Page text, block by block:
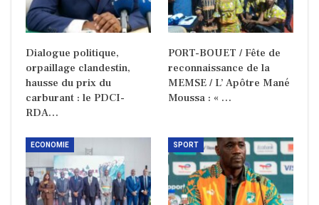
Dialogue politique,
orpaillage clandestin,
hausse du prix du
carburant : le PDCI-
RDA…
PORT-BOUET / Fête de
reconnaissance de la
MEMSE / L’ Apôtre Mané
Moussa : « …
ECONOMIE SPORT